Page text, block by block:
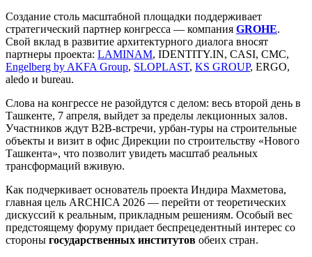
Создание столь масштабной площадки поддерживает
стратегический партнер конгресса — компания GROHE.
Свой вклад в развитие архитектурного диалога вносят
партнеры проекта: LAMINAM, IDENTITY.IN, CASI, CMC,
Engelberg by AKFA Group, SLOPLAST, KS GROUP, ERGO,
aledo и bureau.
Слова на конгрессе не разойдутся с делом: весь второй день в
Ташкенте, 7 апреля, выйдет за пределы лекционных залов.
Участников ждут B2B-встречи, урбан-туры на строительные
объекты и визит в офис Дирекции по строительству «Нового
Ташкента», что позволит увидеть масштаб реальных
трансформаций вживую.
Как подчеркивает основатель проекта Индира Махметова,
главная цель ARCHICA 2026 — перейти от теоретических
дискуссий к реальным, прикладным решениям. Особый вес
предстоящему форуму придает беспрецедентный интерес со
стороны государственных институтов обеих стран.